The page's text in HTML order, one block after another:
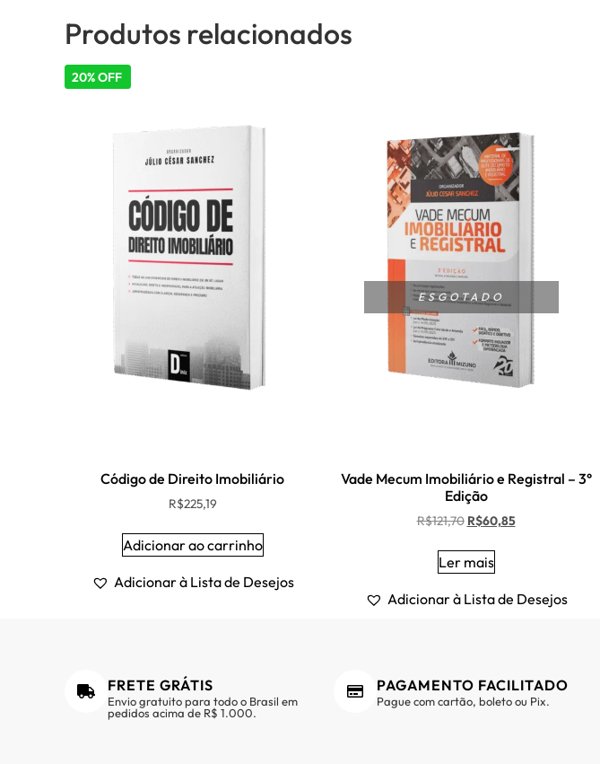
Produtos relacionados
20% OFF
Código de Direito Imobiliário
R$225,19
Adicionar ao carrinho
Adicionar à Lista de Desejos
ESGOTADO
Vade Mecum Imobiliário e Registral – 3°
Edição
R$121,70 R$60,85
Ler mais
Adicionar à Lista de Desejos
FRETE GRÁTIS
Envio gratuito para todo o Brasil em
pedidos acima de R$ 1.000.
PAGAMENTO FACILITADO
Pague com cartão, boleto ou Pix.